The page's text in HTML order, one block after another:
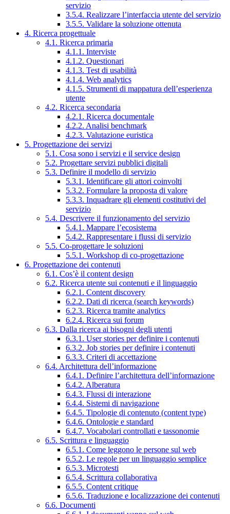
servizio
3.5.4. Realizzare l’interfaccia utente del servizio
3.5.5. Validare la soluzione ottenuta
4. Ricerca progettuale
4.1. Ricerca primaria
4.1.1. Interviste
4.1.2. Questionari
4.1.3. Test di usabilità
4.1.4. Web analytics
4.1.5. Strumenti di mappatura dell’esperienza
utente
4.2. Ricerca secondaria
4.2.1. Ricerca documentale
4.2.2. Analisi benchmark
4.2.3. Valutazione euristica
5. Progettazione dei servizi
5.1. Cosa sono i servizi e il service design
5.2. Progettare servizi pubblici digitali
5.3. Definire il modello di servizio
5.3.1. Identificare gli attori coinvolti
5.3.2. Formulare la proposta di valore
5.3.3. Inquadrare gli elementi costitutivi del
servizio
5.4. Descrivere il funzionamento del servizio
5.4.1. Mappare l’ecosistema
5.4.2. Rappresentare i flussi di servizio
5.5. Co-progettare le soluzioni
5.5.1. Workshop di co-progettazione
6. Progettazione dei contenuti
6.1. Cos’è il content design
6.2. Ricerca utente sui contenuti e il linguaggio
6.2.1. Content discovery
6.2.2. Dati di ricerca (search keywords)
6.2.3. Ricerca tramite analytics
6.2.4. Ricerca sui forum
6.3. Dalla ricerca ai bisogni degli utenti
6.3.1. User stories per definire i contenuti
6.3.2. Job stories per definire i contenuti
6.3.3. Criteri di accettazione
6.4. Architettura dell’informazione
6.4.1. Definire l’architettura dell’informazione
6.4.2. Alberatura
6.4.3. Flussi di interazione
6.4.4. Sistemi di navigazione
6.4.5. Tipologie di contenuto (content type)
6.4.6. Ontologie e standard
6.4.7. Vocabolari controllati e tassonomie
6.5. Scrittura e linguaggio
6.5.1. Come leggono le persone sul web
6.5.2. Le regole per un linguaggio semplice
6.5.3. Microtesti
6.5.4. Scrittura collaborativa
6.5.5. Content critique
6.5.6. Traduzione e localizzazione dei contenuti
6.6. Documenti